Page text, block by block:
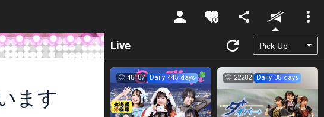
Unmute
ます
Live
48187 Daily 445 days 22282 Daily 38 days